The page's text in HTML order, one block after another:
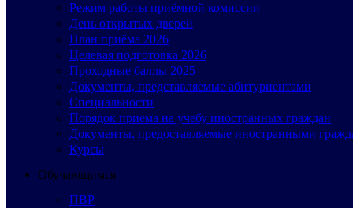
Режим работы приёмной комиссии
День открытых дверей
План приёма 2026
Целевая подготовка 2026
Проходные баллы 2025
Документы, представляемые абитуриентами
Специальности
Порядок приема на учебу иностранных граждан
Документы, предоставляемые иностранными
Курсы
Обучающимся
ПВР